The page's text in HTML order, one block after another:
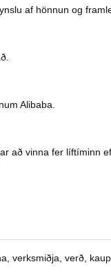
af hönnun og
Alibaba.
að vinna fer líftíminn
verksmiðja, verð, kaup